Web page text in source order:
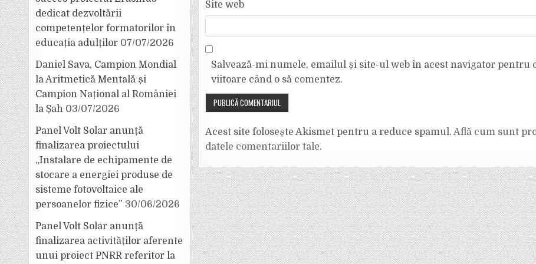
Site web
Salvează-mi numele, emailul și site-ul web în acest navigator pentru
viitoare când o să comentez.
Acest site folosește Akismet pentru a reduce spamul. Află cum sunt
datele comentariilor tale.
dedicat dezvoltării
competențelor formatorilor în
educația adulților 07/07/2026
Daniel Sava, Campion Mondial
la Aritmetică Mentală și
Campion Național al României
la Șah 03/07/2026
Panel Volt Solar anunță
finalizarea proiectului
„Instalare de echipamente de
stocare a energiei produse de
sisteme fotovoltaice ale
persoanelor fizice” 30/06/2026
Panel Volt Solar anunță
finalizarea activităților aferente
unui proiect PNRR referitor la